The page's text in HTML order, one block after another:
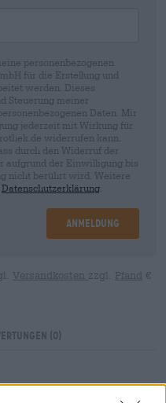
personenbezogenen
für die Erstellung und
werden. Dieses
Steuerung meiner
Daten. Mir
jederzeit mit Wirkung für
widerrufen kann.
durch den Widerruf der
aufgrund der Einwilligung bis
nicht berührt wird. Weitere
Datenschutzerklärung
Anmeldung
Versandkosten zzgl. Pfand €
(0)